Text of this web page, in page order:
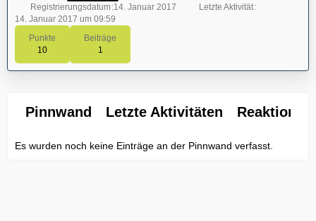
Punkte
10
Beiträge
1
Registrierungsdatum 14. Januar 2017
Letzte Aktivität
14. Januar 2017 um 09:59
Pinnwand Letzte Aktivitäten Reaktionen
Es wurden noch keine Einträge an der Pinnwand verfasst.